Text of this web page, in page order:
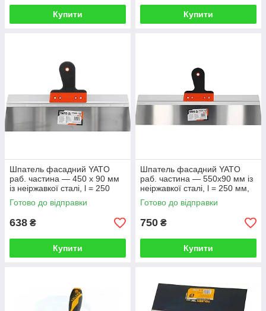
Купити Купити
Шпатель фасадний YATO
раб. частина — 450 х 90 мм
із неіржавкої сталі, l = 250
мм, двокомпонентна ручка
Готово до відправки
638 ₴
Купити
Шпатель фасадний YATO
раб. частина — 550х90 мм із
неіржавкої сталі, l = 250 мм,
двокомпонентна ручка
Готово до відправки
750 ₴
Купити